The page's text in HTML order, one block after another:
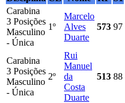
Carabina
3 Posições
Masculino
- Única
1º
Marcelo
Alves
Duarte
573 97
Carabina
3 Posições
Masculino
- Única
2º
Rui
Manuel
da
Costa
Duarte
513 88